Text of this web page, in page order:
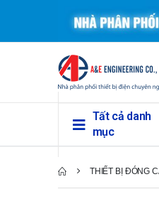
Tất cả danh
mục
THIẾT BỊ ĐÓNG